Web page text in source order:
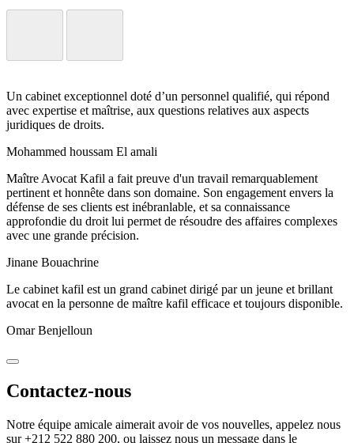
Un cabinet exceptionnel doté d’un personnel qualifié, qui répond
avec expertise et maîtrise, aux questions relatives aux aspects
juridiques de droits.
Mohammed houssam El amali
Maître Avocat Kafil a fait preuve d'un travail remarquablement
pertinent et honnête dans son domaine. Son engagement envers la
défense de ses clients est inébranlable, et sa connaissance
approfondie du droit lui permet de résoudre des affaires complexes
avec une grande précision.
Jinane Bouachrine
Le cabinet kafil est un grand cabinet dirigé par un jeune et brillant
avocat en la personne de maître kafil efficace et toujours disponible.
Omar Benjelloun
Contactez-nous
Notre équipe amicale aimerait avoir de vos nouvelles, appelez nous
sur+212 522 880 200, ou laissez nous un message dans le